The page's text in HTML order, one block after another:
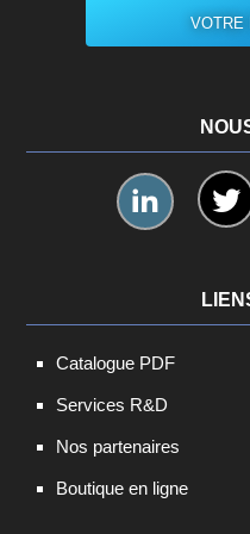
VOTRE
Catalogue PDF
Services R&D
Nos partenaires
Boutique en ligne